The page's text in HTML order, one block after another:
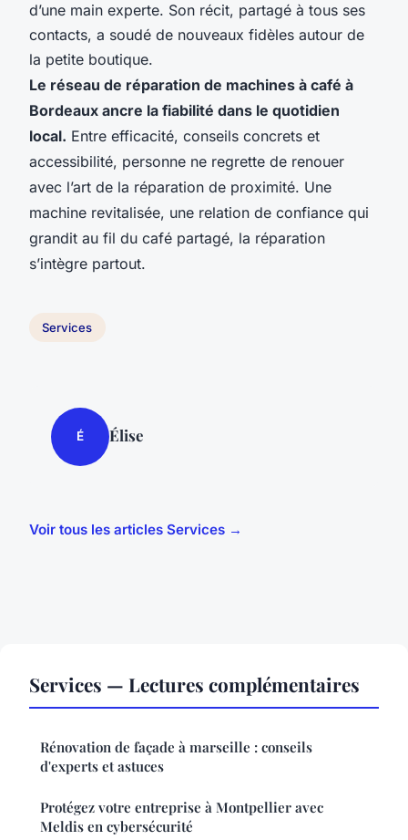
d’une main experte. Son récit, partagé à tous ses
contacts, a soudé de nouveaux fidèles autour de
la petite boutique.
Le réseau de réparation de machines à café à
Bordeaux ancre la fiabilité dans le quotidien
local. Entre efficacité, conseils concrets et
accessibilité, personne ne regrette de renouer
avec l’art de la réparation de proximité. Une
machine revitalisée, une relation de confiance qui
grandit au fil du café partagé, la réparation
s’intègre partout.
Services
É Élise
Voir tous les articles Services →
Services — Lectures complémentaires
Rénovation de façade à marseille : conseils
d'experts et astuces
Protégez votre entreprise à Montpellier avec
Meldis en cybersécurité